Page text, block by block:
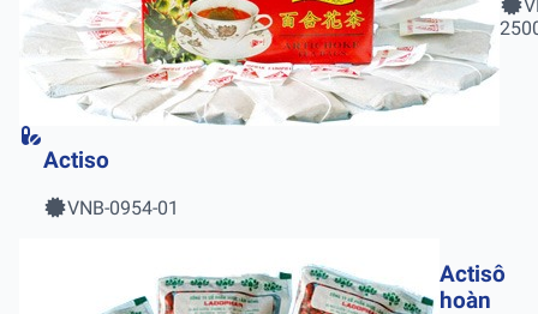
20
Actiso
VNB-0954-01
Actisô
hoàn